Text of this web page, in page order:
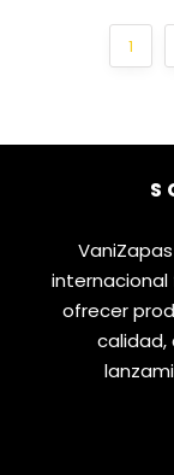
1
internacional
ofrecer
calidad,